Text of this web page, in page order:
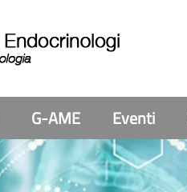
G-AME Eventi